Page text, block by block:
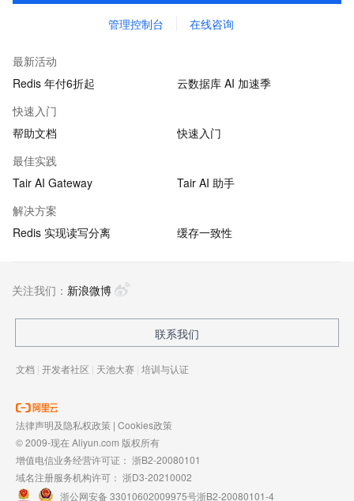
管理控制台 在线咨询
最新活动
Redis 年付6折起
云数据库 AI 加速季
快速入门
帮助文档
快速入门
最佳实践
Tair AI Gateway
Tair AI 助手
解决方案
Redis 实现读写分离
缓存一致性
关注我们： 新浪微博
联系我们
文档 | 开发者社区 | 天池大赛 | 培训与认证
法律声明及隐私权政策 | Cookies政策
© 2009-现在 Aliyun.com 版权所有
增值电信业务经营许可证： 浙B2-20080101
域名注册服务机构许可： 浙D3-20210002
浙公网安备 33010602009975号浙B2-20080101-4